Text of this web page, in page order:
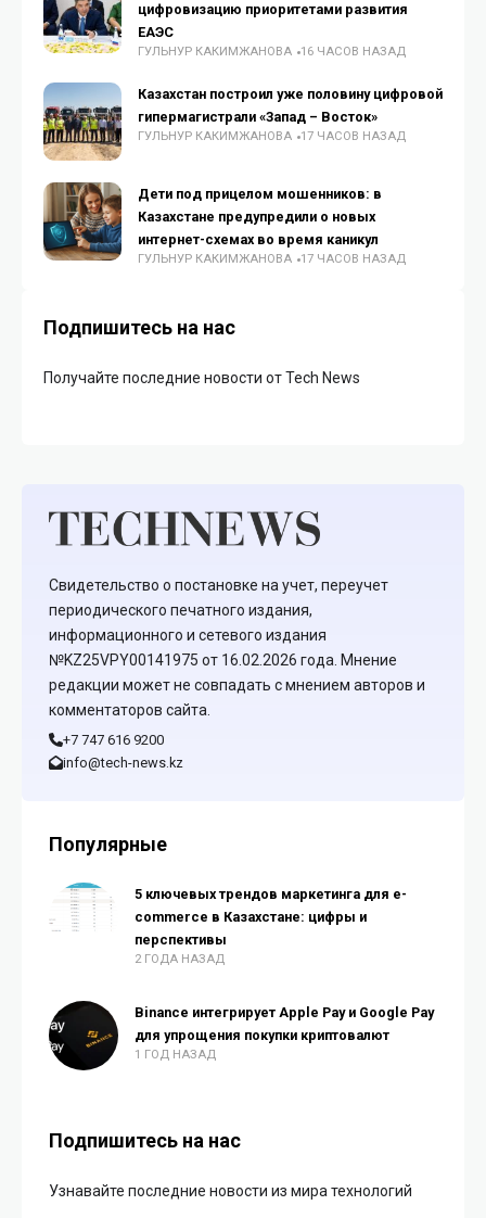
цифровизацию приоритетами развития
ЕАЭС
ГУЛЬНУР КАКИМЖАНОВА 16 ЧАСОВ НАЗАД
Казахстан построил уже половину цифровой
гипермагистрали «Запад – Восток»
ГУЛЬНУР КАКИМЖАНОВА 17 ЧАСОВ НАЗАД
Дети под прицелом мошенников: в
Казахстане предупредили о новых
интернет-схемах во время каникул
ГУЛЬНУР КАКИМЖАНОВА 17 ЧАСОВ НАЗАД
Подпишитесь на нас
Получайте последние новости от Tech News
Свидетельство о постановке на учет, переучет
периодического печатного издания,
информационного и сетевого издания
№KZ25VPY00141975 от 16.02.2026 года. Мнение
редакции может не совпадать с мнением авторов и
комментаторов сайта.
+7 747 616 9200
info@tech-news.kz
Популярные
5 ключевых трендов маркетинга для e-
commerce в Казахстане: цифры и
перспективы
2 ГОДА НАЗАД
Binance интегрирует Apple Pay и Google Pay
для упрощения покупки криптовалют
1 ГОД НАЗАД
Подпишитесь на нас
Узнавайте последние новости из мира технологий